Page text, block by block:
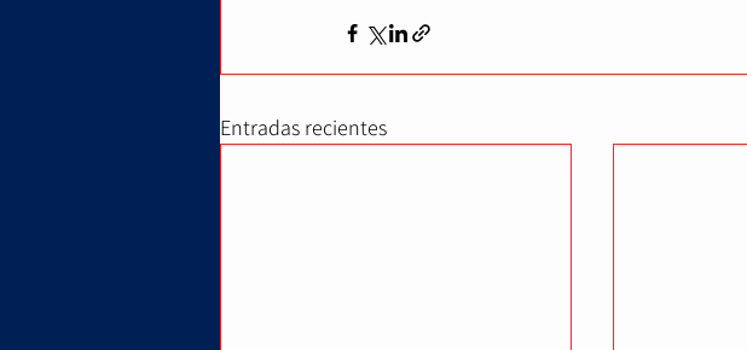
Entradas recientes